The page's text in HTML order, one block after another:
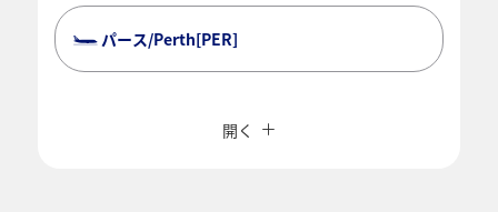
パース/Perth[PER]
往復で異なるクラスで検索
開く